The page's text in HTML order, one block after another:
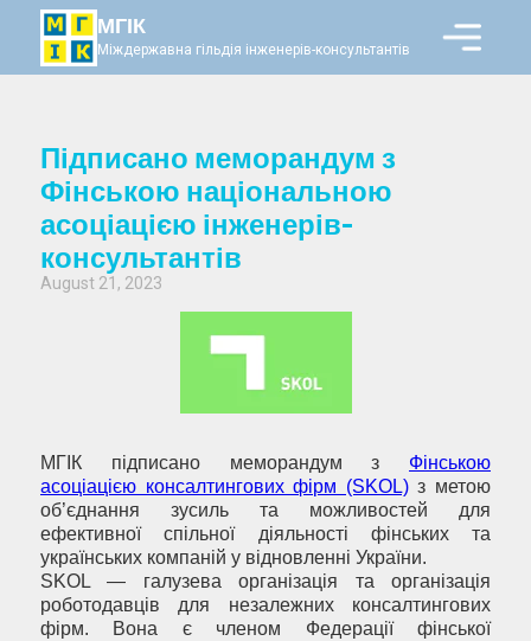
МГІК
Міждержавна гільдія інженерів-консультантів
Підписано меморандум з
Фінською національною
асоціацією інженерів-
консультантів
August 21, 2023
МГІК підписано меморандум з Фінською
асоціацією консалтингових фірм (SKOL)з метою
об’єднання зусиль та можливостей для
ефективної спільної діяльності фінських та
українських компаній у відновленні України.
SKOL — галузева організація та організація
роботодавців для незалежних консалтингових
фірм. Вона є членом Федерації фінської